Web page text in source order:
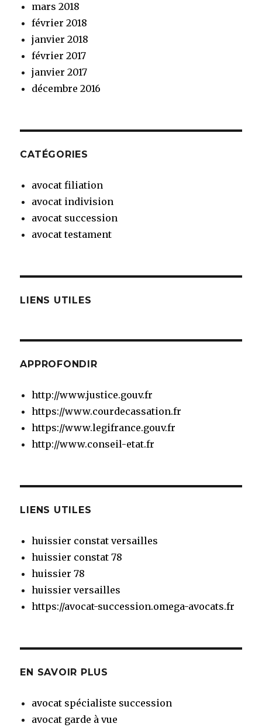
mars 2018
février 2018
janvier 2018
février 2017
janvier 2017
décembre 2016
CATÉGORIES
avocat filiation
avocat indivision
avocat succession
avocat testament
LIENS UTILES
APPROFONDIR
http://www.justice.gouv.fr
https://www.courdecassation.fr
https://www.legifrance.gouv.fr
http://www.conseil-etat.fr
LIENS UTILES
huissier constat versailles
huissier constat 78
huissier 78
huissier versailles
https://avocat-succession.omega-avocats.fr
EN SAVOIR PLUS
avocat spécialiste succession
avocat garde à vue